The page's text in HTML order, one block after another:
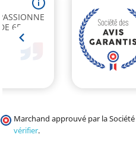
Marchand approuvé par la
vérifier.